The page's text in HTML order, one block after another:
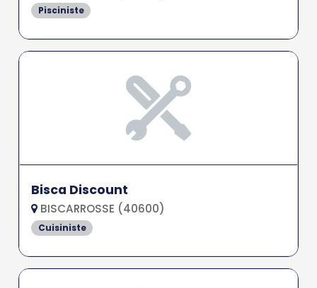
Pisciniste
Bisca Discount
BISCARROSSE (40600)
Cuisiniste